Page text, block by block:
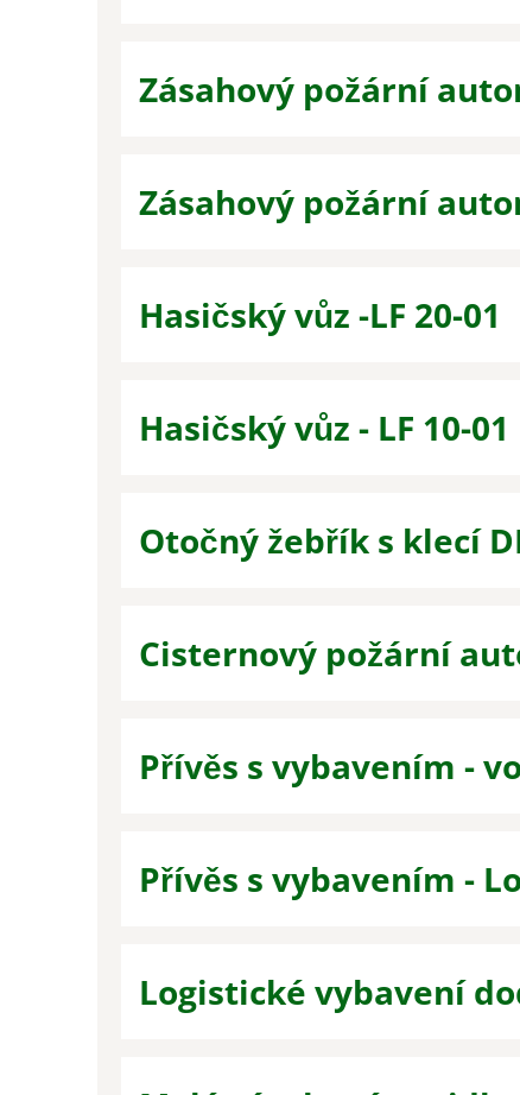
Zásahový požární
Zásahový požární
Hasičský vůz -LF 20-01
Hasičský vůz - LF 10-01
Otočný žebřík s klecí
Cisternový požární
Přívěs s vybavením -
Přívěs s vybavením -
Logistické vybavení